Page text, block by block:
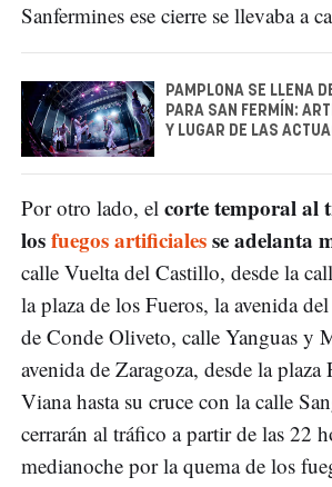
Sanfermines ese cierre se llevaba a
PAMPLONA SE LLENA
PARA SAN FERMÍN:
Y LUGAR DE LAS
Por otro lado, el corte temporal al
losfuegos artificialesse adelanta
calle Vuelta del Castillo, desde la
la plaza de los Fueros, la avenida
de Conde Oliveto, calle Yanguas y
avenida de Zaragoza, desde la plaza
Viana hasta su cruce con la calle
cerrarán al tráfico a partir de las 22
medianoche por la quema de los